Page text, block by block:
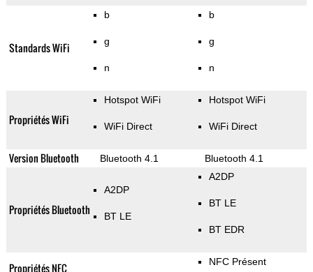
Standards WiFi
b
g
n
b
g
n
Propriétés WiFi
Hotspot WiFi
WiFi Direct
Hotspot WiFi
WiFi Direct
Version Bluetooth Bluetooth 4.1 Bluetooth 4.1
Propriétés Bluetooth
A2DP
BT LE
A2DP
BT LE
BT EDR
Propriétés NFC NFC Présent